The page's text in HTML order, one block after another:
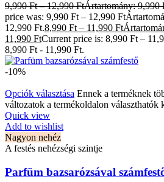
9,990Ft – 12,990FtÁrtartomány: 9,990
price was: 9,990 Ft – 12,990
12,990 Ft.8,990 Ft – 11,990 Ft
11,990 FtCurrent price is: 8,990 Ft –
8,990 Ft - 11,990 Ft.
-10%
Opciók választása Ennek a terméknek
változatok a termékoldalon választhatók
Quick view
Add to wishlist
Nagyon nehéz
A festés nehézségi szintje
Parfüm bazsarózsával